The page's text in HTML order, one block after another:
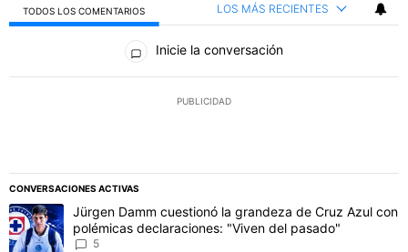
TODOS LOS COMENTARIOS LOS MÁS RECIENTES
Todos los comentarios
Inicie la conversación
PUBLICIDAD
CONVERSACIONES ACTIVAS
Este listado muestra los artículos con más comentarios en los
Un artículo de tendencia con el título "Jürgen Damm cuestionó la
Jürgen Damm cuestionó la grandeza de Cruz Azul con
polémicas declaraciones: "Viven del pasado"
5